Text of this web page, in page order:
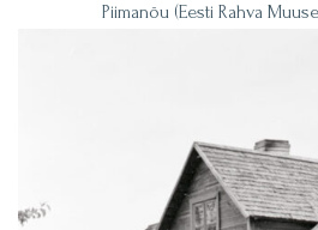
Piimanõu (Eesti Rahva